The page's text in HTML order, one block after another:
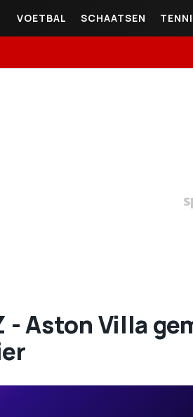
VOETBAL SCHAATSEN
- Aston Villa